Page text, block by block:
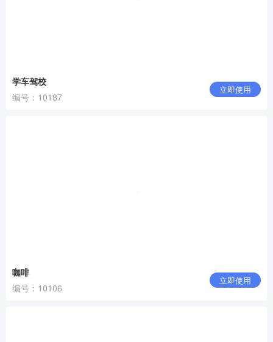
学车驾校
编号：10187
立即使用
咖啡
编号：10106
立即使用